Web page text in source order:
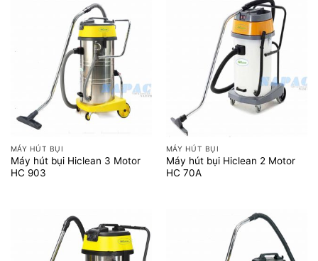
MÁY HÚT BỤI
Máy hút bụi Hiclean 3 Motor
HC 903
MÁY HÚT BỤI
Máy hút bụi Hiclean 2 Motor
HC 70A